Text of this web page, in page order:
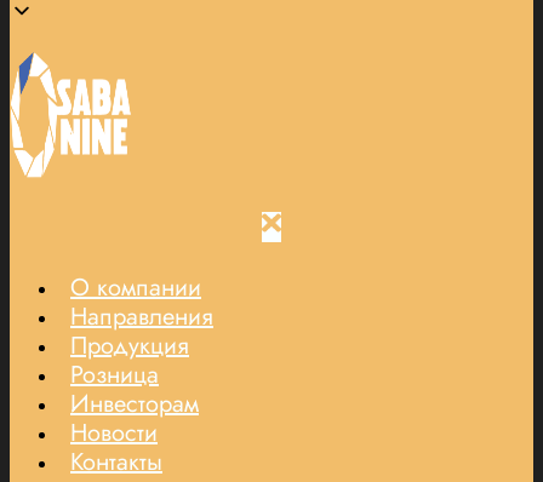
О компании
Направления
Продукция
Розница
Инвесторам
Новости
Контакты